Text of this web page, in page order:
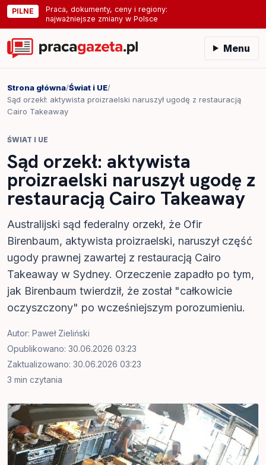
PILNE
Praca, dokumenty, ceny i regiony:
najważniejsze zmiany w Polsce
Menu
Strona główna/Świat i UE/
Sąd orzekł: aktywista proizraelski naruszył ugodę z restauracją
Cairo Takeaway
ŚWIAT I UE
Sąd orzekł: aktywista
proizraelski naruszył ugodę z
restauracją Cairo Takeaway
Australijski sąd federalny orzekł, że Ofir
Birenbaum, aktywista proizraelski, naruszył część
ugody prawnej zawartej z restauracją Cairo
Takeaway w Sydney. Orzeczenie zapadło po tym,
jak Birenbaum twierdził, że został "całkowicie
oczyszczony" po wcześniejszym porozumieniu.
Autor: Paweł Zieliński
Opublikowano: 30.06.2026 03:23
Zaktualizowano: 30.06.2026 03:23
3 min czytania